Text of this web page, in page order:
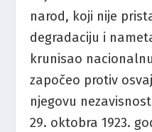
narod, koji nije
degradaciju i
krunisao
započeo protiv
njegovu
29. oktobra 1923.